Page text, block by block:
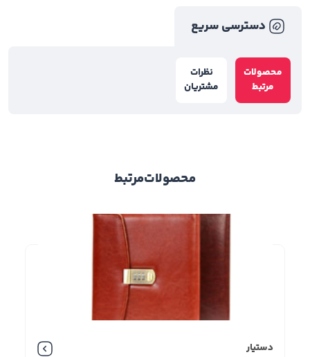
دسترسی سریع
محصولات
مرتبط
نظرات
مشتریان
محصولاتمرتبط
دستیار